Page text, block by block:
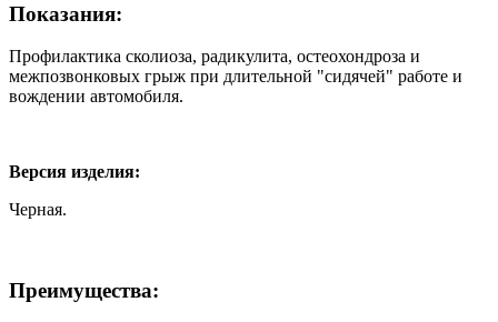
Показания:
Профилактика сколиоза, радикулита, остеохондроза и
межпозвонковых грыж при длительной "сидячей" работе и
вождении автомобиля.
Версия изделия:
Черная.
Преимущества: